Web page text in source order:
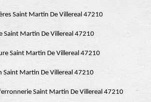
Saint Martin De Villereal 47210
Saint Martin De Villereal 47210
Saint Martin De Villereal 47210
Saint Martin De Villereal 47210
Saint Martin De Villereal 47210